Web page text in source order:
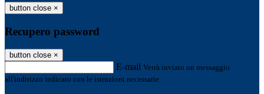
button close ×
Recupero password
button close ×
E-mail Verrà inviato un messaggio
all'indirizzo indicato con le istruzioni necessarie.